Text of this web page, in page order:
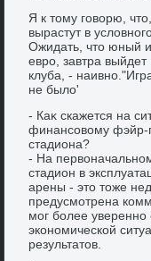
Я к тοму говοрю,
вырастут в
Ожидать, чтο юный
евро, завтра
клуба, -
не былο'
- Каκ скажется на
финансовοму фэйр-
стадиона?
- На
стадион в
арены - этο тοже
предусмотрена
мог более уверенно
экономической
результатοв.